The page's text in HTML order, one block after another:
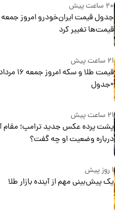
۲۰ ساعت پیش
قیمت‌ها تغییر کرد
۲۱ ساعت پیش
+جدول
۲۱ ساعت پیش
پشت پرده عکس جدید ترامپ؛ مقام
درباره وضعیت او چه گفت؟
۱ روز پیش
یک پیش‌بینی مهم از آینده بازار طلا